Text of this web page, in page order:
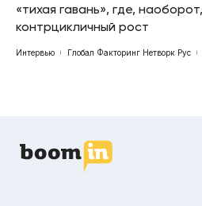
«тихая гавань», где,
контрцикличный рост
Интервью Глобал Факторинг Нетворк Рус